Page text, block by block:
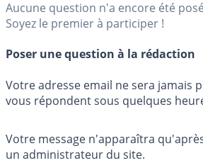
Aucune question n'a encore été
Soyez le premier à participer !
Poser une question à la rédaction
Votre adresse email ne sera jamais
vous répondent sous quelques
Votre message n'apparaîtra
un administrateur du site.